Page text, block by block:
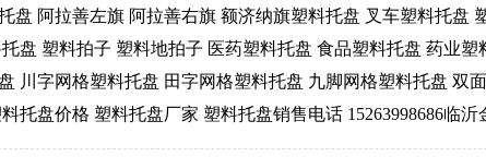
盘 阿拉善左旗 阿拉善右旗 额济纳旗塑料托盘 叉车塑料托盘
盘 塑料拍子 塑料地拍子 医药塑料托盘 食品塑料托盘 药业
川字网格塑料托盘 田字网格塑料托盘 九脚网格塑料托盘 双
托盘价格 塑料托盘厂家 塑料托盘销售电话 15263998686临沂